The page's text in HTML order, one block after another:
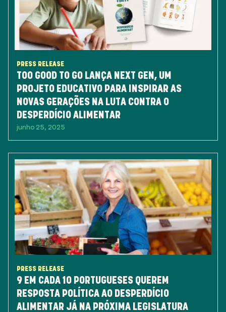
PRESS RELEASE
TOO GOOD TO GO LANÇA NEXT GEN, UM
PROJETO EDUCATIVO PARA INSPIRAR AS
NOVAS GERAÇÕES NA LUTA CONTRA O
DESPERDÍCIO ALIMENTAR
junho 25, 2025
PRESS RELEASE
9 EM CADA 10 PORTUGUESES QUEREM
RESPOSTA POLÍTICA AO DESPERDÍCIO
ALIMENTAR JÁ NA PRÓXIMA LEGISLATURA